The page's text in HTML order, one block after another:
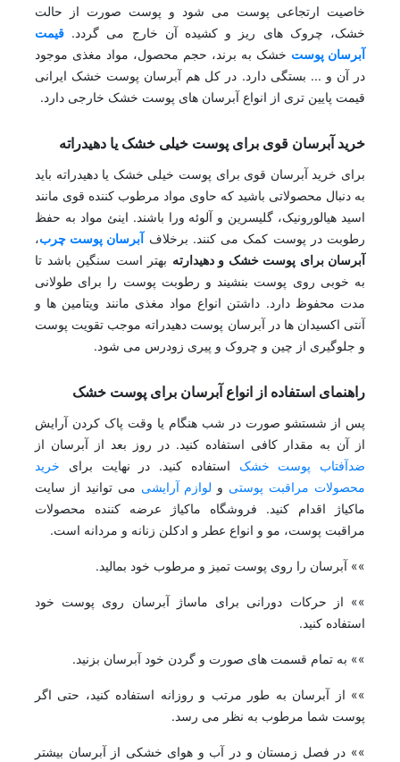
خاصیت ارتجاعی پوست می شود و پوست صورت از حالت
خشک، چروک های ریز و کشیده آن خارج می گردد. قیمت
آبرسان پوست خشک به برند، حجم محصول، مواد مغذی موجود
در آن و ... بستگی دارد. در کل هم آبرسان پوست خشک ایرانی
قیمت پایین تری از انواع آبرسان های پوست خشک خارجی دارد.
خرید آبرسان قوی برای پوست خیلی خشک یا دهیدراته
برای خرید آبرسان قوی برای پوست خیلی خشک یا دهیدراته باید
به دنبال محصولاتی باشید که حاوی مواد مرطوب کننده قوی مانند
اسید هیالورونیک، گلیسرین و آلوئه ورا باشند. اینئ مواد به حفظ
رطوبت در پوست کمک می کنند. برخلاف آبرسان پوست چرب،
آبرسان برای پوست خشک و دهیدارته بهتر است سنگین باشد تا
به خوبی روی پوست بنشیند و رطوبت پوست را برای طولانی
مدت محفوظ دارد. داشتن انواع مواد مغذی مانند ویتامین ها و
آنتی اکسیدان ها در آبرسان پوست دهیدراته موجب تقویت پوست
و جلوگیری از چین و چروک و پیری زودرس می شود.
راهنمای استفاده از انواع آبرسان برای پوست خشک
پس از شستشو صورت در شب هنگام یا وقت پاک کردن آرایش
از آن به مقدار کافی استفاده کنید. در روز بعد از آبرسان از
ضدآفتاب پوست خشک استفاده کنید. در نهایت برای خرید
محصولات مراقبت پوستی و لوازم آرایشی می توانید از سایت
ماکیاژ اقدام کنید. فروشگاه ماکیاژ عرضه کننده محصولات
مراقبت پوست، مو و انواع عطر و ادکلن زنانه و مردانه است.
»» آبرسان را روی پوست تمیز و مرطوب خود بمالید.
»» از حرکات دورانی برای ماساژ آبرسان روی پوست خود
استفاده کنید.
»» به تمام قسمت های صورت و گردن خود آبرسان بزنید.
»» از آبرسان به طور مرتب و روزانه استفاده کنید، حتی اگر
پوست شما مرطوب به نظر می رسد.
»» در فصل زمستان و در آب و هوای خشکی از آبرسان بیشتر